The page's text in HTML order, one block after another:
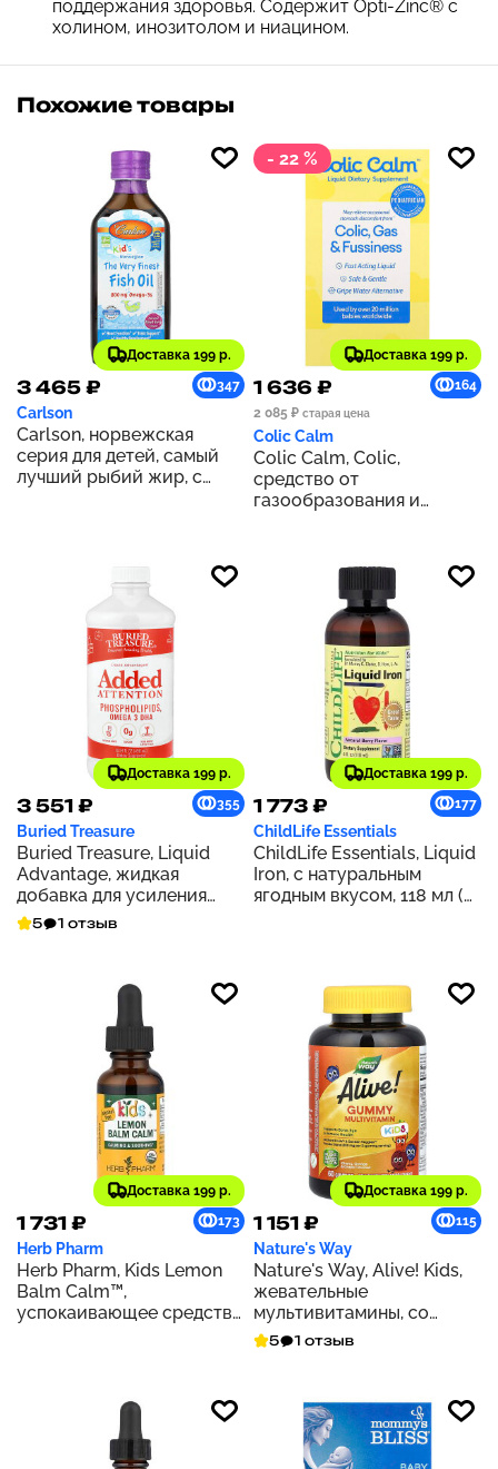
поддержания здоровья. Содержит Opti-Zinc® с
холином, инозитолом и ниацином.
Похожие товары
Доставка 199 р.
3 465 ₽ 347
Carlson
Carlson, норвежская
серия для детей, самый
лучший рыбий жир, с
- 22 %
Доставка 199 р.
1 636 ₽
164
2 085 ₽ старая цена
Colic Calm
Colic Calm, Colic,
средство от
газообразования и
Доставка 199 р.
3 551 ₽ 355
Buried Treasure
Buried Treasure, Liquid
Advantage, жидкая
добавка для усиления
концентрации внимания,
496 мл (16,54 жидк. унции)
5 1 отзыв
Доставка 199 р.
1 773 ₽ 177
ChildLife Essentials
ChildLife Essentials, Liquid
Iron, с натуральным
ягодным вкусом, 118 мл (4
Доставка 199 р.
1 731 ₽ 173
Herb Pharm
Herb Pharm, Kids Lemon
Balm Calm™,
успокаивающее средство
Доставка 199 р.
1 151 ₽ 115
Nature's Way
Nature's Way, Alive! Kids,
жевательные
мультивитамины, со
вкусом вишни, апельсина
и винограда, 60
5 1 отзыв